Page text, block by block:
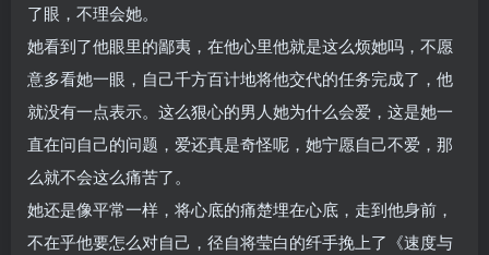
了眼，不理会她。
她看到了他眼里的鄙夷，在他心里他就是这么烦她吗，不愿
意多看她一眼，自己千方百计地将他交代的任务完成了，他
就没有一点表示。这么狠心的男人她为什么会爱，这是她一
直在问自己的问题，爱还真是奇怪呢，她宁愿自己不爱，那
么就不会这么痛苦了。
她还是像平常一样，将心底的痛楚埋在心底，走到他身前，
不在乎他要怎么对自己，径自将莹白的纤手挽上了《速度与